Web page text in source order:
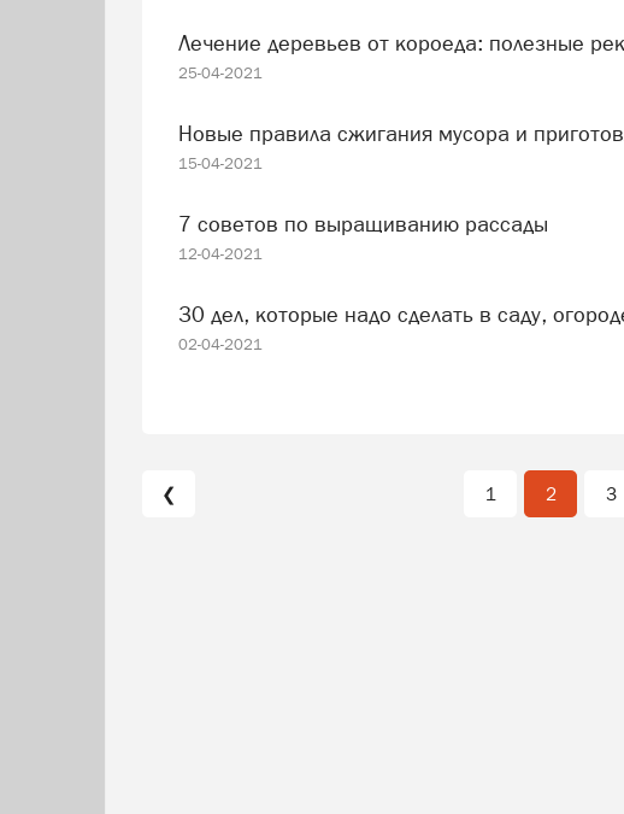
Лечение деревьев от короеда: полезные
25-04-2021
Новые правила сжигания мусора и
15-04-2021
7 советов по выращиванию рассады
12-04-2021
30 дел, которые надо сделать в саду,
02-04-2021
❮ 1 2 3